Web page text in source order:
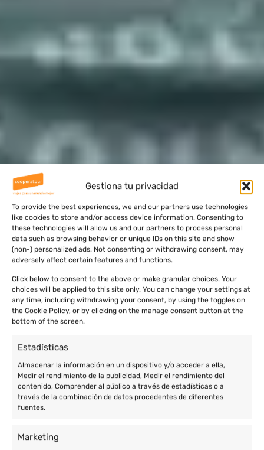
Gestiona tu privacidad
To provide the best experiences, we and our partners use technologies
like cookies to store and/or access device information. Consenting to
these technologies will allow us and our partners to process personal
data such as browsing behavior or unique IDs on this site and show
(non-) personalized ads. Not consenting or withdrawing consent, may
adversely affect certain features and functions.
Click below to consent to the above or make granular choices. Your
choices will be applied to this site only. You can change your settings at
any time, including withdrawing your consent, by using the toggles on
the Cookie Policy, or by clicking on the manage consent button at the
bottom of the screen.
Estadísticas
Almacenar la información en un dispositivo y/o acceder a ella,
Medir el rendimiento de la publicidad, Medir el rendimiento del
contenido, Comprender al público a través de estadísticas o a
través de la combinación de datos procedentes de diferentes
fuentes.
Marketing